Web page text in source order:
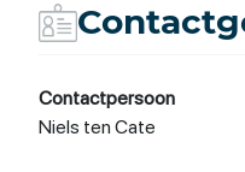
Contactpersoon
Niels ten Cate